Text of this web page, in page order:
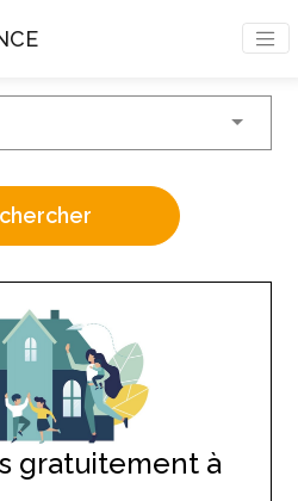
gratuitement à